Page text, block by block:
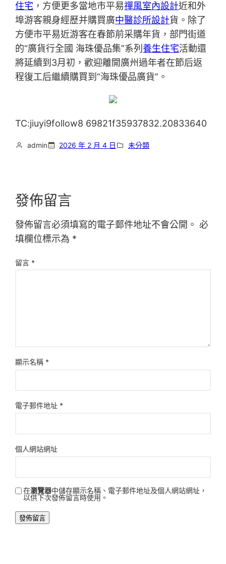
住宅 ，方便更多當地市平易禪風室內設計近和外
埠游客親身經歷并購買廣中醫診所設計貨。除了
方便市平易近游客在春節前采購年貨，部門街道
的“廣貨行全國 海珠優品集”系列養生住宅活動還
將延續到3月初，歡迎離開廣州過年者在節后返
程復工后繼續購買到“海珠優品廣貨”。
TC:jiuyi9follow8 69821f35937832.20833640
admin 2026 年 2 月 4 日 未分類
發佈留言
發佈留言必須填寫的電子郵件地址不會公開。 必
填欄位標示為 *
留言 *
顯示名稱 *
電子郵件地址 *
個人網站網址
在瀏覽器中儲存顯示名稱、電子郵件地址及個人網站網址，
以供下次發佈留言時使用。